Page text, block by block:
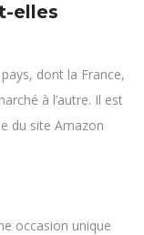
elles
dont la France,
à l’autre. Il est
du site Amazon
occasion unique